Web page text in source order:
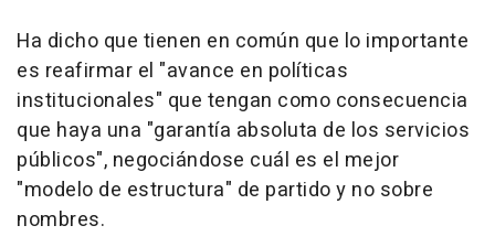
Ha dicho que tienen en común que lo importante
es reafirmar el "avance en políticas
institucionales" que tengan como consecuencia
que haya una "garantía absoluta de los servicios
públicos", negociándose cuál es el mejor
"modelo de estructura" de partido y no sobre
nombres.